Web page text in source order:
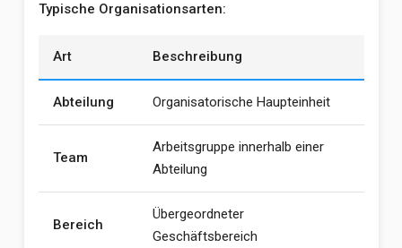
Typische Organisationsarten:
Art Beschreibung
Abteilung Organisatorische Haupteinheit
Team
Arbeitsgruppe innerhalb einer
Abteilung
Bereich
Übergeordneter
Geschäftsbereich